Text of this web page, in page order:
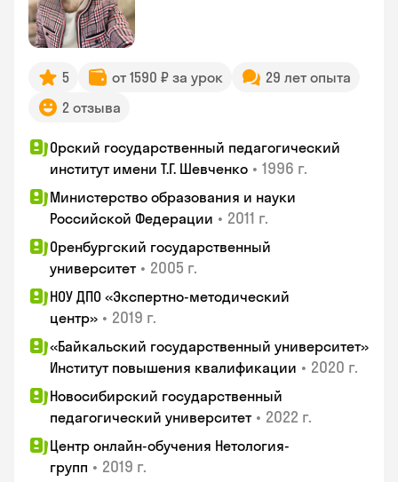
5 от 1590 ₽ за урок
29 лет опыта
2 отзыва
Орский государственный педагогический
институт имени Т.Г. Шевченко • 1996 г.
Министерство образования и науки
Российской Федерации • 2011 г.
Оренбургский государственный
университет • 2005 г.
НОУ ДПО «Экспертно-методический
центр» • 2019 г.
«Байкальский государственный университет»
Институт повышения квалификации • 2020 г.
Новосибирский государственный
педагогический университет • 2022 г.
Центр онлайн-обучения Нетология-
групп • 2019 г.